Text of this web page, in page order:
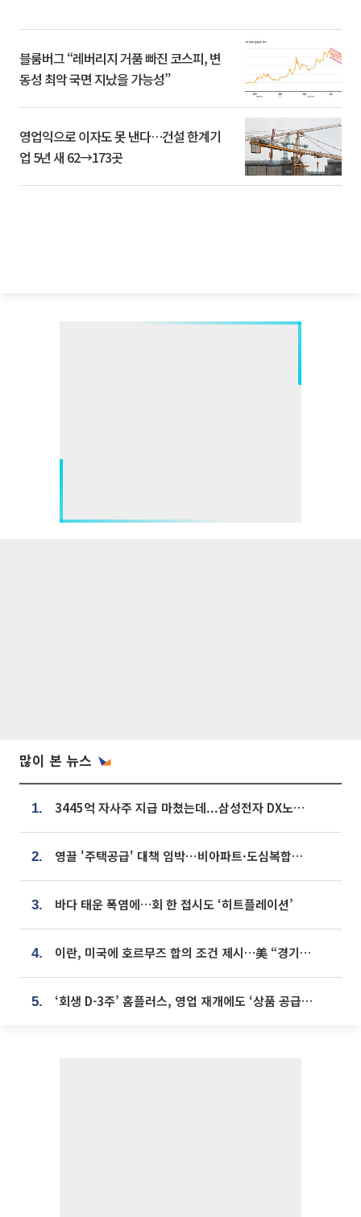
블룸버그 “레버리지 거품 빠진 코스피, 변
동성 최악 국면 지났을 가능성”
영업익으로 이자도 못 낸다…건설 한계기
업 5년 새 62→173곳
많이 본 뉴스
1. 3445억 자사주 지급 마쳤는데...삼성전자 DX노조, 뒤늦은 '떼쓰기 집회'
2. 영끌 '주택공급' 대책 임박⋯비아파트·도심복합까지 총동원
3. 바다 태운 폭염에…회 한 접시도 ‘히트플레이션’
4. 이란, 미국에 호르무즈 합의 조건 제시…美 “경기 아직 안 끝나” [종합]
5. ‘회생 D-3주’ 홈플러스, 영업 재개에도 ‘상품 공급망’ 복구가 생존 관건